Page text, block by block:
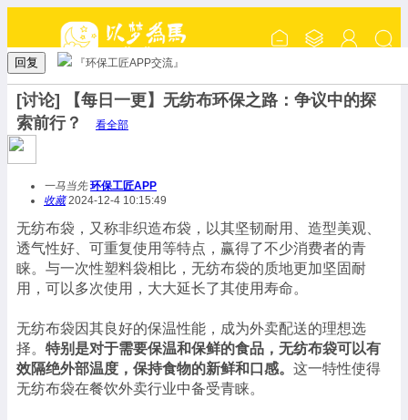
回复 『环保工匠APP交流』
[讨论] 【每日一更】无纺布环保之路：争议中的探
索前行？
看全部
一马当先 环保工匠APP
收藏2024-12-4 10:15:49
无纺布袋，又称非织造布袋，以其坚韧耐用、造型美观、
透气性好、可重复使用等特点，赢得了不少消费者的青
睐。与一次性塑料袋相比，无纺布袋的质地更加坚固耐
用，可以多次使用，大大延长了其使用寿命。
无纺布袋因其良好的保温性能，成为外卖配送的理想选
择。 特别是对于需要保温和保鲜的食品，无纺布袋可以有
效隔绝外部温度，保持食物的新鲜和口感。 这一特性使得
无纺布袋在餐饮外卖行业中备受青睐。